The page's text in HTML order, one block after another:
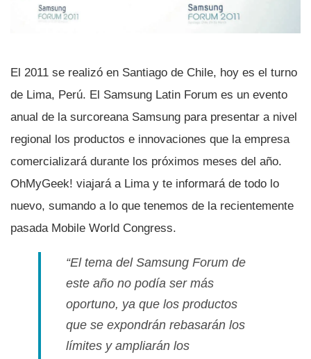
El 2011 se realizó en Santiago de Chile, hoy es el turno
de Lima, Perú. El Samsung Latin Forum es un evento
anual de la surcoreana Samsung para presentar a nivel
regional los productos e innovaciones que la empresa
comercializará durante los próximos meses del año.
OhMyGeek! viajará a Lima y te informará de todo lo
nuevo, sumando a lo que tenemos de la recientemente
pasada Mobile World Congress.
“El tema del Samsung Forum de
este año no podí­a ser más
oportuno, ya que los productos
que se expondrán rebasarán los
lí­mites y ampliarán los